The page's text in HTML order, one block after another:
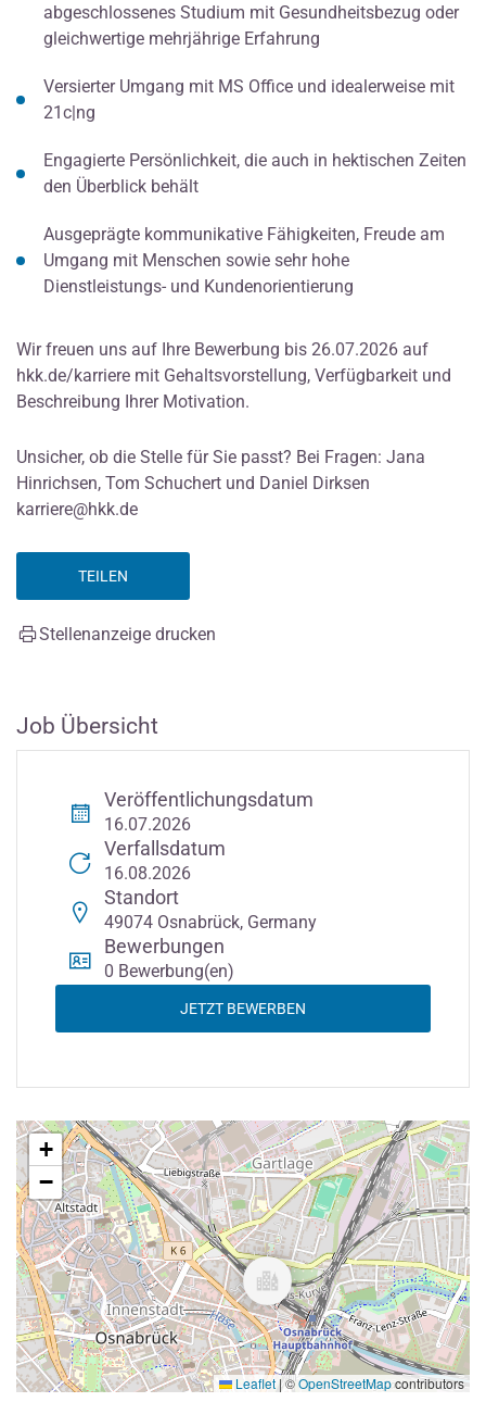
abgeschlossenes Studium mit Gesundheitsbezug oder
gleichwertige mehrjährige Erfahrung
Versierter Umgang mit MS Office und idealerweise mit
21c|ng
Engagierte Persönlichkeit, die auch in hektischen Zeiten
den Überblick behält
Ausgeprägte kommunikative Fähigkeiten, Freude am
Umgang mit Menschen sowie sehr hohe
Dienstleistungs- und Kundenorientierung
Wir freuen uns auf Ihre Bewerbung bis 26.07.2026 auf
hkk.de/karriere mit Gehaltsvorstellung, Verfügbarkeit und
Beschreibung Ihrer Motivation.
Unsicher, ob die Stelle für Sie passt? Bei Fragen: Jana
Hinrichsen, Tom Schuchert und Daniel Dirksen
karriere@hkk.de
TEILEN
Stellenanzeige drucken
Job Übersicht
Veröffentlichungsdatum
16.07.2026
Verfallsdatum
16.08.2026
Standort
49074 Osnabrück, Germany
Bewerbungen
0 Bewerbung(en)
JETZT BEWERBEN
+
−
Leaflet|©OpenStreetMapcontributors